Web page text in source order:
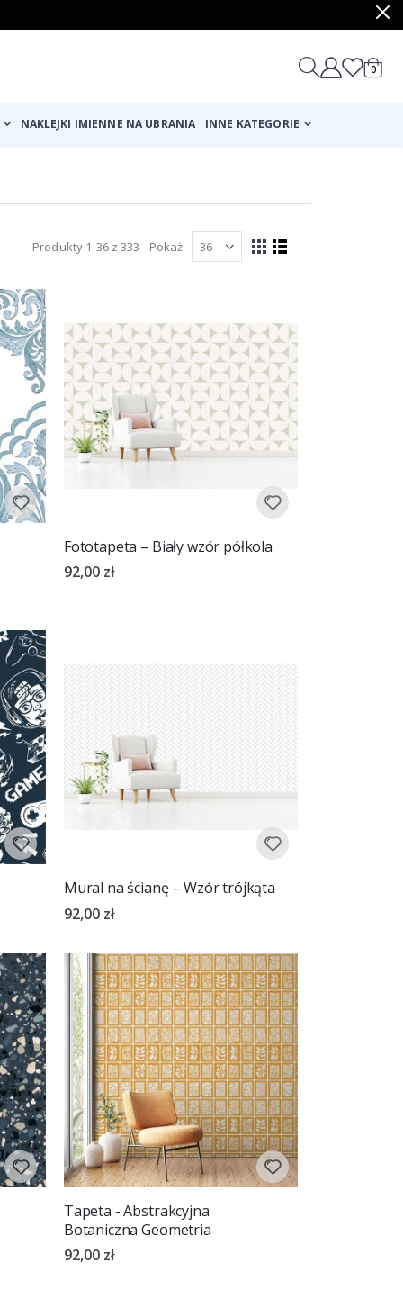
Cart
0
NAKLEJKI IMIENNE NA UBRANIA INNE KATEGORIE
Produkty 1-36z333 Pokaż
Zobacz
Siatka
Lista
Fototapeta – Biały wzór półkola
92,00 zł
Mural na ścianę – Wzór trójkąta
92,00 zł
Tapeta - Abstrakcyjna
Botaniczna Geometria
92,00 zł